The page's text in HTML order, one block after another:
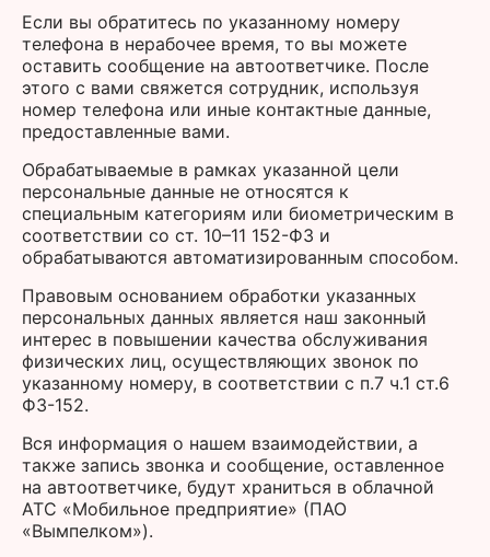
Если вы обратитесь по указанному номеру
телефона в нерабочее время, то вы можете
оставить сообщение на автоответчике. После
этого с вами свяжется сотрудник, используя
номер телефона или иные контактные данные,
предоставленные вами.
Обрабатываемые в рамках указанной цели
персональные данные не относятся к
специальным категориям или биометрическим в
соответствии со ст. 10–11 152-ФЗ и
обрабатываются автоматизированным способом.
Правовым основанием обработки указанных
персональных данных является наш законный
интерес в повышении качества обслуживания
физических лиц, осуществляющих звонок по
указанному номеру, в соответствии с п.7 ч.1 ст.6
ФЗ-152.
Вся информация о нашем взаимодействии, а
также запись звонка и сообщение, оставленное
на автоответчике, будут храниться в облачной
АТС «Мобильное предприятие» (ПАО
«Вымпелком»).